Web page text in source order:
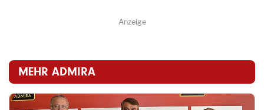
MEHR ADMIRA
Anzeige